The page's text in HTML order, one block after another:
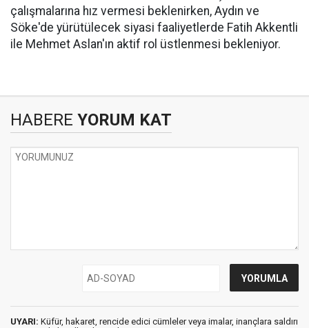
çalışmalarına hız vermesi beklenirken, Aydın ve
Söke'de yürütülecek siyasi faaliyetlerde Fatih Akkentli
ile Mehmet Aslan'ın aktif rol üstlenmesi bekleniyor.
HABERE YORUM KAT
UYARI: Küfür, hakaret, rencide edici cümleler veya imalar, inançlara saldırı